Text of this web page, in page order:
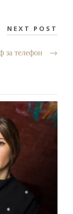
NEXT POST
за телефон →